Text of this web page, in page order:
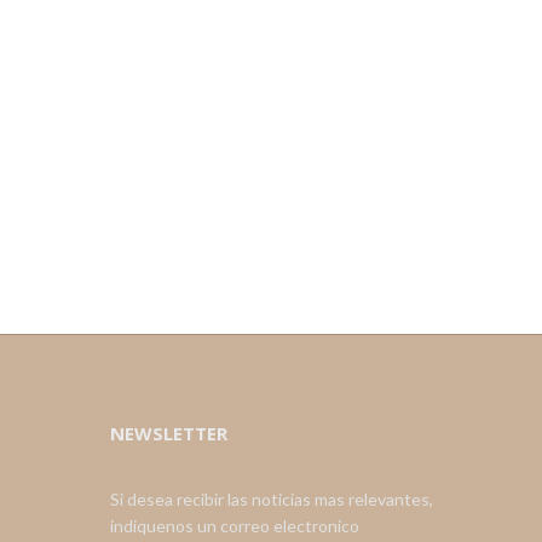
NEWSLETTER
Si desea recibir las noticias mas relevantes,
indiquenos un correo electronico